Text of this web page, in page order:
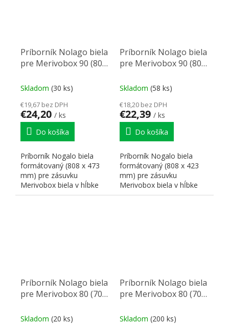
Príborník Nolago biela
pre Merivobox 90 (808
Skladom (30 ks)
€19,67 bez DPH
€24,20 / ks
Do košíka
Príborník Nogalo biela
formátovaný (808 x 473
mm) pre zásuvku
Merivobox biela v hĺbke
500 mm pre skrinku 900
Príborník Nolago biela
pre Merivobox 90 (808
Skladom (58 ks)
€18,20 bez DPH
€22,39 / ks
Do košíka
Príborník Nogalo biela
formátovaný (808 x 423
mm) pre zásuvku
Merivobox biela v hĺbke
450 mm pre skrinku 900
Príborník Nolago biela
pre Merivobox 80 (708
Skladom (20 ks)
Príborník Nolago biela
pre Merivobox 80 (708
Skladom (200 ks)